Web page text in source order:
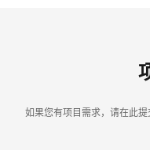
如果您有项目需求，请在此